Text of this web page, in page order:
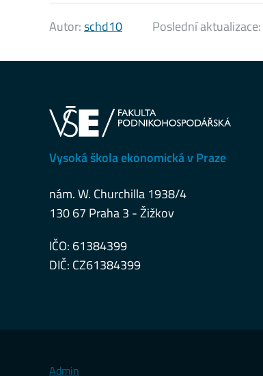
Autor:schd10 Poslední aktualizace:
Vysoká škola ekonomická v Praze
nám. W. Churchilla 1938/4
130 67 Praha 3 - Žižkov
IČO: 61384399
DIČ: CZ61384399
Admin